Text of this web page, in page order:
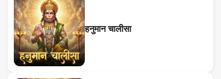
हनुमान चालीसा